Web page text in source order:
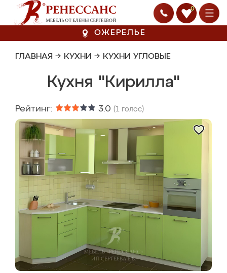
0
ОЖЕРЕЛЬЕ
ГЛАВНАЯ → КУХНИ → КУХНИ УГЛОВЫЕ
Кухня "Кирилла"
Рейтинг: 3.0 (1 голос)